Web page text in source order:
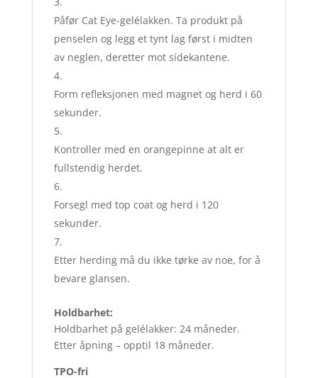
Påfør Cat Eye-gelélakken. Ta produkt på
penselen og legg et tynt lag først i midten
av neglen, deretter mot sidekantene.
Form refleksjonen med magnet og herd i 60
sekunder.
Kontroller med en orangepinne at alt er
fullstendig herdet.
Forsegl med top coat og herd i 120
sekunder.
Etter herding må du ikke tørke av noe, for å
bevare glansen.
Holdbarhet:
Holdbarhet på gelélakker: 24 måneder.
Etter åpning – opptil 18 måneder.
TPO-fri